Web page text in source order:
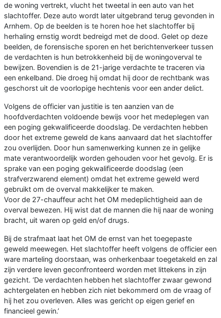
de woning vertrekt, vlucht het tweetal in een auto van het
slachtoffer. Deze auto wordt later uitgebrand terug gevonden in
Arnhem. Op de beelden is te horen hoe het slachtoffer bij
herhaling ernstig wordt bedreigd met de dood. Gelet op deze
beelden, de forensische sporen en het berichtenverkeer tussen
de verdachten is hun betrokkenheid bij de woningoverval te
bewijzen. Bovendien is de 21-jarige verdachte te traceren via
een enkelband. Die droeg hij omdat hij door de rechtbank was
geschorst uit de voorlopige hechtenis voor een ander delict.
Volgens de officier van justitie is ten aanzien van de
hoofdverdachten voldoende bewijs voor het medeplegen van
een poging gekwalificeerde doodslag. De verdachten hebben
door het extreme geweld de kans aanvaard dat het slachtoffer
zou overlijden. Door hun samenwerking kunnen ze in gelijke
mate verantwoordelijk worden gehouden voor het gevolg. Er is
sprake van een poging gekwalificeerde doodslag (een
strafverzwarend element) omdat het extreme geweld werd
gebruikt om de overval makkelijker te maken.
Voor de 27-chauffeur acht het OM medeplichtigheid aan de
overval bewezen. Hij wist dat de mannen die hij naar de woning
bracht, uit waren op geld en/of drugs.
Bij de strafmaat laat het OM de ernst van het toegepaste
geweld meewegen. Het slachtoffer heeft volgens de officier een
ware marteling doorstaan, was onherkenbaar toegetakeld en zal
zijn verdere leven geconfronteerd worden met littekens in zijn
gezicht. ‘De verdachten hebben het slachtoffer zwaar gewond
achtergelaten en hebben zich niet bekommerd om de vraag of
hij het zou overleven. Alles was gericht op eigen gerief en
financieel gewin.’